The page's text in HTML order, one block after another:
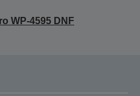
WP-4595 DNF